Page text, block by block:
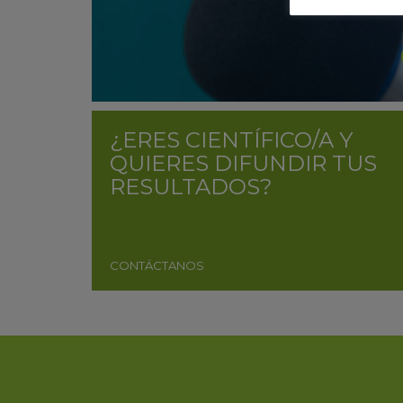
¿ERES CIENTÍFICO/A Y
QUIERES DIFUNDIR TUS
RESULTADOS?
CONTÁCTANOS